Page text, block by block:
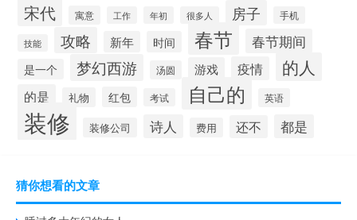
宋代 寓意 工作 年初 很多人 房子 手机
技能 攻略 新年 时间 春节 春节期间
是一个 梦幻西游 汤圆 游戏 疫情 的人
的是 礼物 红包 考试 自己的 英语
装修 装修公司 诗人 费用 还不 都是
猜你想看的文章